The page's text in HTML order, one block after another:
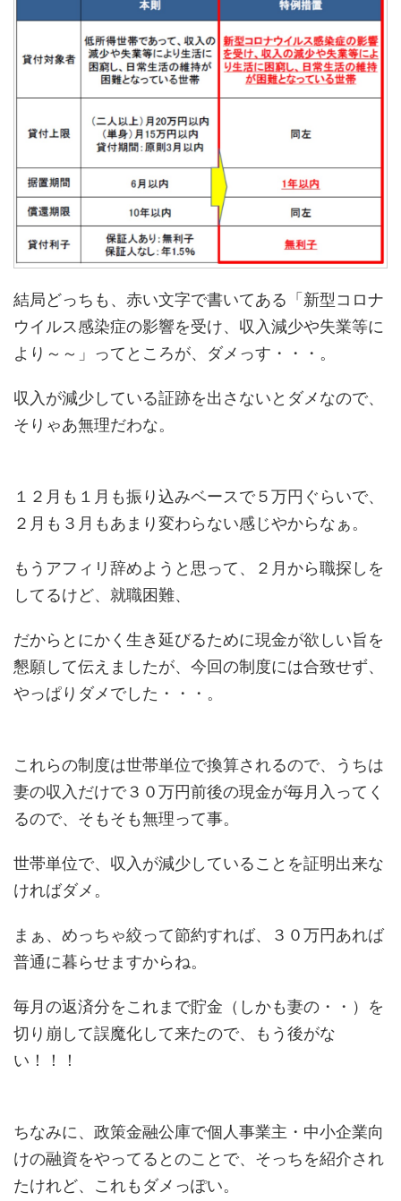
結局どっちも、赤い文字で書いてある「新型コロナ
ウイルス感染症の影響を受け、収入減少や失業等に
より～～」ってところが、ダメっす・・・。
収入が減少している証跡を出さないとダメなので、
そりゃあ無理だわな。
１２月も１月も振り込みベースで５万円ぐらいで、
２月も３月もあまり変わらない感じやからなぁ。
もうアフィリ辞めようと思って、２月から職探しを
してるけど、就職困難、
だからとにかく生き延びるために現金が欲しい旨を
懇願して伝えましたが、今回の制度には合致せず、
やっぱりダメでした・・・。
これらの制度は世帯単位で換算されるので、うちは
妻の収入だけで３０万円前後の現金が毎月入ってく
るので、そもそも無理って事。
世帯単位で、収入が減少していることを証明出来な
ければダメ。
まぁ、めっちゃ絞って節約すれば、３０万円あれば
普通に暮らせますからね。
毎月の返済分をこれまで貯金（しかも妻の・・）を
切り崩して誤魔化して来たので、もう後がな
い！！！
ちなみに、政策金融公庫で個人事業主・中小企業向
けの融資をやってるとのことで、そっちを紹介され
たけれど、これもダメっぽい。